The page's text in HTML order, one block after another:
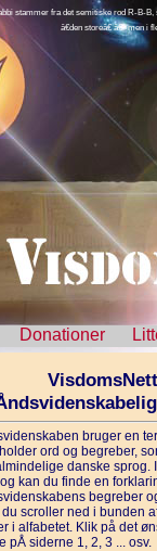
stammer fra det semitiske rod R-B-B,
â€den storeâ€ â€“ men i
Donationer
bruger en
ord og begreber,
danske sprog.
kan du finde en
begreber
du scroller ned i bunden
i alfabetet. Klik på det
pÅ siderne 1, 2, 3 ... osv.